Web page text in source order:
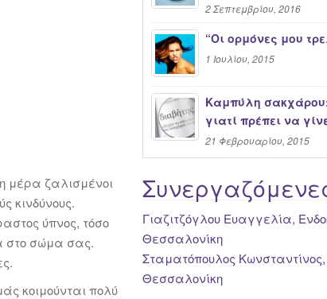
μέρα ζαλισμένοι
κινδύνους.
ύπνος, τόσο
στο σώμα σας.
κοιμούνται πολύ
2 Σεπτεμβρίου, 2016
“Oι ορμόνες μου
1 Ιουλίου, 2015
Καμπύλη
γιατί πρέπει να
21 Φεβρουαρίου, 2015
Γιαζιτζόγλου Ευαγγελία,
Θεσσαλονίκη
Σταματόπουλος
Θεσσαλονίκη